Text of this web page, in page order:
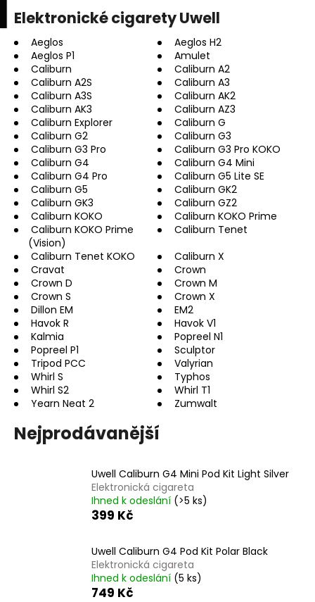
Přejít
na
obsah
Elektronické cigarety Uwell
Aeglos
Aeglos H2
Aeglos P1
Amulet
Caliburn
Caliburn A2
Caliburn A2S
Caliburn A3
Caliburn A3S
Caliburn AK2
Caliburn AK3
Caliburn AZ3
Caliburn Explorer
Caliburn G
Caliburn G2
Caliburn G3
Caliburn G3 Pro
Caliburn G3 Pro KOKO
Caliburn G4
Caliburn G4 Mini
Caliburn G4 Pro
Caliburn G5 Lite SE
Caliburn G5
Caliburn GK2
Caliburn GK3
Caliburn GZ2
Caliburn KOKO
Caliburn KOKO Prime
Caliburn KOKO Prime
(Vision)
Caliburn Tenet
Caliburn Tenet KOKO
Caliburn X
Cravat
Crown
Crown D
Crown M
Crown S
Crown X
Dillon EM
EM2
Havok R
Havok V1
Kalmia
Popreel N1
Popreel P1
Sculptor
Tripod PCC
Valyrian
Whirl S
Typhos
Whirl S2
Whirl T1
Yearn Neat 2
Zumwalt
Nejprodávanější
Uwell Caliburn G4 Mini Pod Kit Light Silver
Elektronická cigareta
Ihned k odeslání (>5 ks)
399 Kč
Uwell Caliburn G4 Pod Kit Polar Black
Elektronická cigareta
Ihned k odeslání (5 ks)
749 Kč
o Zpět
Zpět
C
o
p
o
t
ř
e
b
u
e
t
e
n
a
j
í
t
?
HLEDAT